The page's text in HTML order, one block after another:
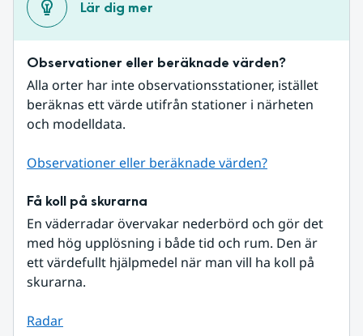
Lär dig mer
Observationer eller beräknade värden?
Alla orter har inte observationsstationer, istället
beräknas ett värde utifrån stationer i närheten
och modelldata.
Observationer eller beräknade värden?
Få koll på skurarna
En väderradar övervakar nederbörd och gör det
med hög upplösning i både tid och rum. Den är
ett värdefullt hjälpmedel när man vill ha koll på
skurarna.
Radar